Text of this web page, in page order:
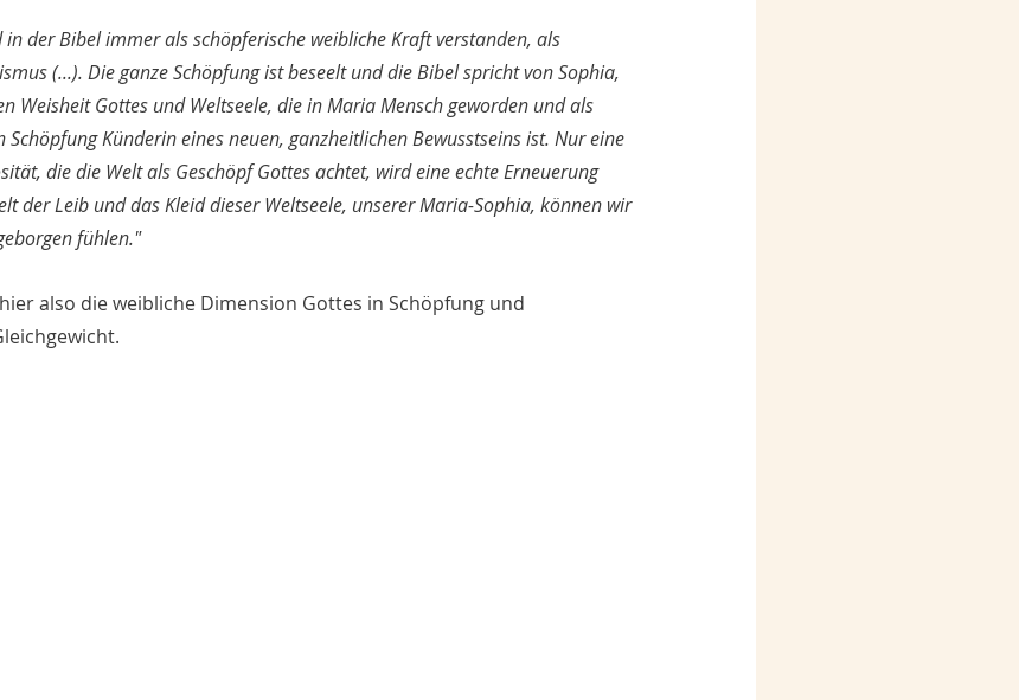
in der Bibel immer als schöpferische weibliche Kraft verstanden, als
(...). Die ganze Schöpfung ist beseelt und die Bibel spricht von Sophia,
Weisheit Gottes und Weltseele, die in Maria Mensch geworden und als
Schöpfung Künderin eines neuen, ganzheitlichen Bewusstseins ist. Nur eine
die die Welt als Geschöpf Gottes achtet, wird eine echte Erneuerung
der Leib und das Kleid dieser Weltseele, unserer Maria-Sophia, können wir
fühlen."
also die weibliche Dimension Gottes in Schöpfung und